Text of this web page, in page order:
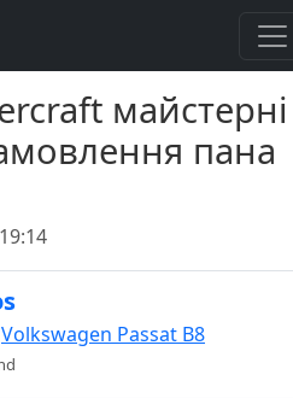
майстерні
пана
Volkswagen Passat B8